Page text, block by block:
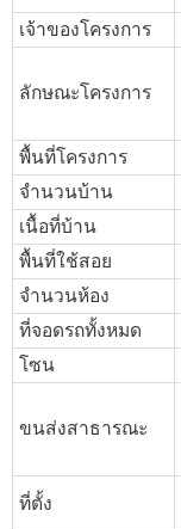
เจ้าของโครงการ
ลักษณะโครงการ
พื้นที่โครงการ
จำนวนบ้าน
เนื้อที่บ้าน
พื้นที่ใช้สอย
จำนวนห้อง
ที่จอดรถทั้งหมด
โซน
ขนส่งสาธารณะ
ที่ตั้ง